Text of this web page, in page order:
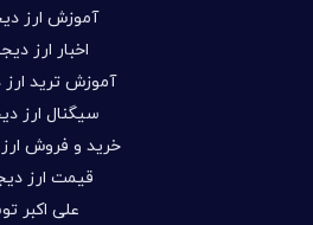
آموزش ارز
اخبار ارز
آموزش ترید
سیگنال ارز
خرید و فروش
قیمت ارز
علی اکبر